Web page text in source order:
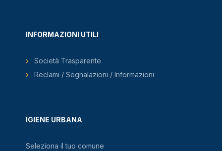
IGIENE URBANA
Seleziona il tuo comune
INFORMAZIONI UTILI
Società Trasparente
Reclami / Segnalazioni / Informazioni